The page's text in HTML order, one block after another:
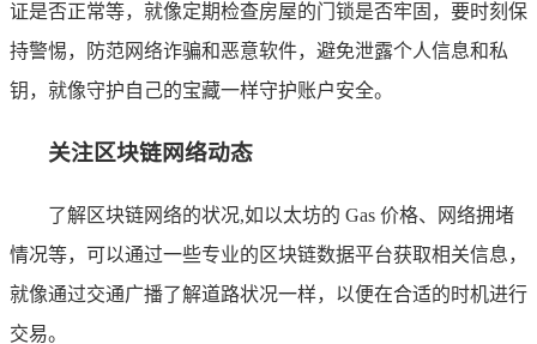
证是否正常等，就像定期检查房屋的门锁是否牢固，要时刻保
持警惕，防范网络诈骗和恶意软件，避免泄露个人信息和私
钥，就像守护自己的宝藏一样守护账户安全。
关注区块链网络动态
了解区块链网络的状况,如以太坊的 Gas 价格、网络拥堵
情况等，可以通过一些专业的区块链数据平台获取相关信息，
就像通过交通广播了解道路状况一样，以便在合适的时机进行
交易。